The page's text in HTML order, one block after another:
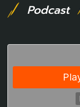
Podcast